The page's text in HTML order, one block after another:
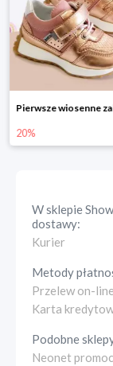
-30% na
30%
W sklepie
dostawy:
Kurier
Metody
Przelew on-line
Karta
Podobne
Neonet